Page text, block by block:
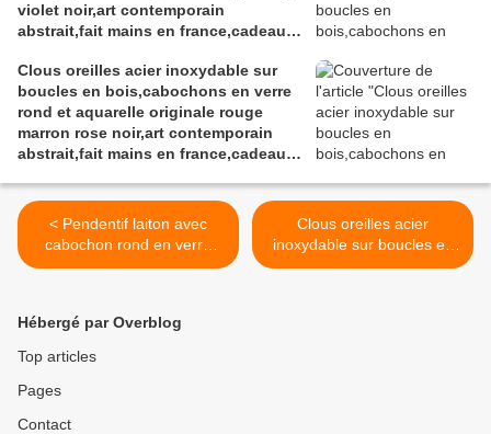
violet noir,art contemporain
abstrait,fait mains en france,cadeau
Clous oreilles acier inoxydable sur
boucles en bois,cabochons en verre
rond et aquarelle originale rouge
marron rose noir,art contemporain
abstrait,fait mains en france,cadeau
< Pendentif laiton avec
cabochon rond en verre
peinture originale rouge
fete anniversaire noel,bijou
artistique,petit prix,fait
Clous oreilles acier
inoxydable sur boucles en
bois,cabochons en verre
Hébergé par Overblog
Top articles
Pages
Contact